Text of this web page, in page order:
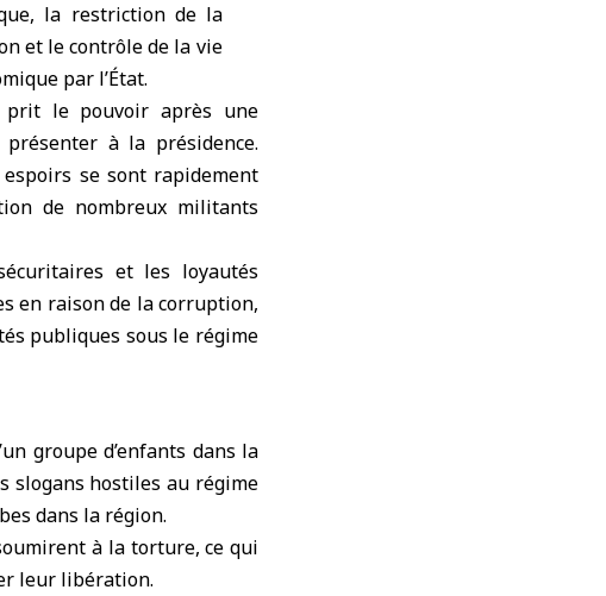
la restriction de la
et le contrôle de la vie
par l’État.
prit le pouvoir après une
à la présidence.
se sont rapidement
de nombreux militants
et les loyautés
en raison de la corruption,
publiques sous le régime
groupe d’enfants dans la
slogans hostiles au régime
dans la région.
à la torture, ce qui
leur libération.